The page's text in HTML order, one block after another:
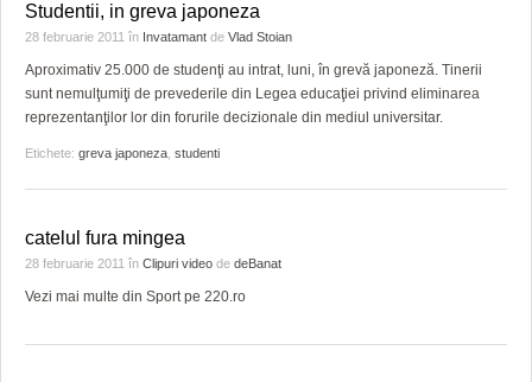
Studentii, in greva japoneza
28 februarie 2011 în Invatamant de Vlad Stoian
Aproximativ 25.000 de studenţi au intrat, luni, în grevă japoneză. Tinerii
sunt nemulţumiţi de prevederile din Legea educaţiei privind eliminarea
reprezentanţilor lor din forurile decizionale din mediul universitar.
Etichete: greva japoneza studenti
catelul fura mingea
28 februarie 2011 în Clipuri video de deBanat
Vezi mai multe din Sport pe 220.ro